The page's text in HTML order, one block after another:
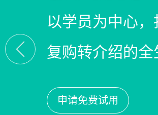
线索自动分配
析，打造高绩
申请免费试用
360°学员画像
费预警，深度
申请免费试用
集成企微
具，实现低成
申请免费试用
以学员为中心
复购转介绍的
申请免费试用